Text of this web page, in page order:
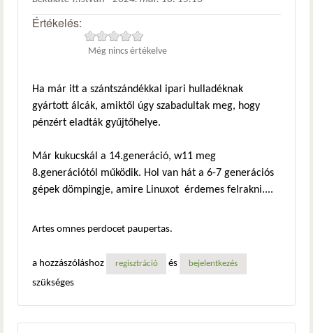
Értékelés:
Még nincs értékelve
Ha már itt a szántszándékkal ipari hulladéknak
gyártott álcák, amiktől úgy szabadultak meg, hogy
pénzért eladták gyűjtőhelye.
Már kukucskál a 14.generáció, w11 meg
8.generációtól működik. Hol van hát a 6-7 generációs
gépek dömpingje, amire Linuxot érdemes felrakni....
Artes omnes perdocet paupertas.
a hozzászóláshoz regisztráció és bejelentkezés
szükséges